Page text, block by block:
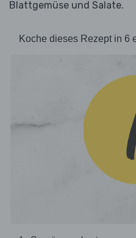
Blattgemüse und Salate.
Koche dieses Rezept in 6